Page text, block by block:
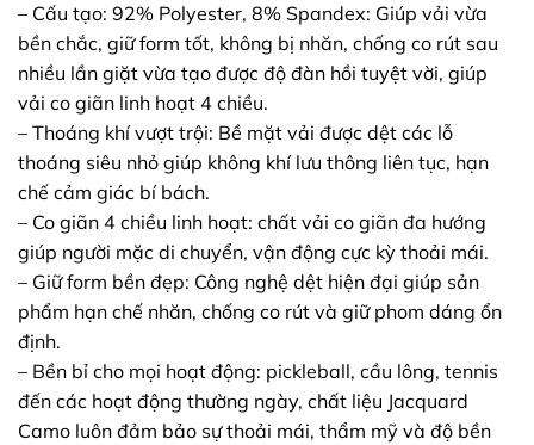
– Cấu tạo: 92% Polyester, 8% Spandex: Giúp vải vừa
bền chắc, giữ form tốt, không bị nhăn, chống co rút sau
nhiều lần giặt vừa tạo được độ đàn hồi tuyệt vời, giúp
vải co giãn linh hoạt 4 chiều.
– Thoáng khí vượt trội: Bề mặt vải được dệt các lỗ
thoáng siêu nhỏ giúp không khí lưu thông liên tục, hạn
chế cảm giác bí bách.
– Co giãn 4 chiều linh hoạt: chất vải co giãn đa hướng
giúp người mặc di chuyển, vận động cực kỳ thoải mái.
– Giữ form bền đẹp: Công nghệ dệt hiện đại giúp sản
phẩm hạn chế nhăn, chống co rút và giữ phom dáng ổn
định.
– Bền bỉ cho mọi hoạt động: pickleball, cầu lông, tennis
đến các hoạt động thường ngày, chất liệu Jacquard
Camo luôn đảm bảo sự thoải mái, thẩm mỹ và độ bền